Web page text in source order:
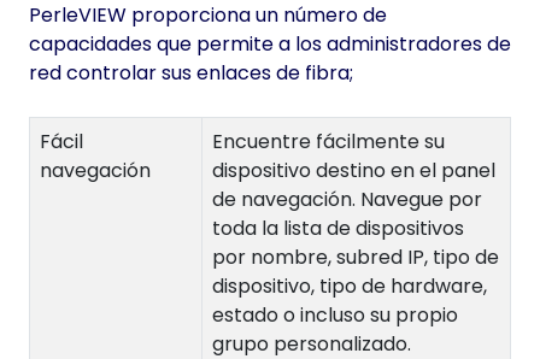
PerleVIEW proporciona un número de
capacidades que permite a los administradores de
red controlar sus enlaces de fibra;
Fácil
navegación
Encuentre fácilmente su
dispositivo destino en el panel
de navegación. Navegue por
toda la lista de dispositivos
por nombre, subred IP, tipo de
dispositivo, tipo de hardware,
estado o incluso su propio
grupo personalizado.